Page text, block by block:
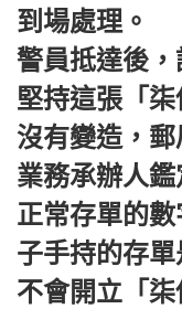
到場處理。
警員抵達後，
堅持這張「
沒有變造，
業務承辦人鑑
正常存單的
子手持的存
不會開立「